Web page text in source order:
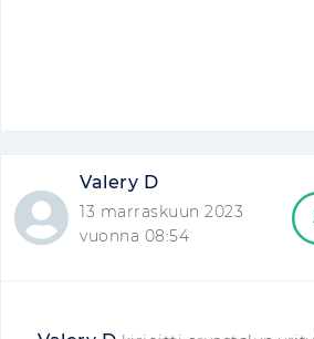
Valery D
13 marraskuun 2023
vuonna 08:54